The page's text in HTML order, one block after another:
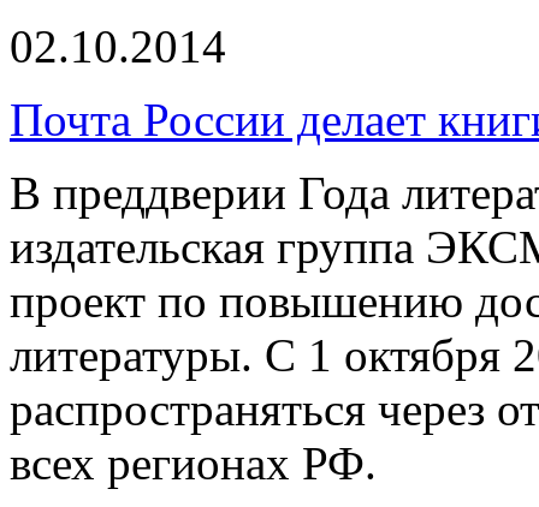
02.10.2014
Почта России делает
В преддверии Года
издательская группа
проект по повышению
литературы. С 1 октября
распространяться через
всех регионах РФ.